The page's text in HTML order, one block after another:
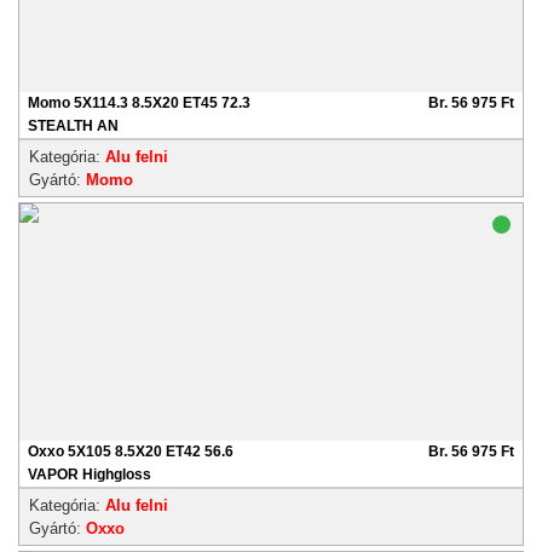
Momo 5X114.3 8.5X20 ET45 72.3
STEALTH AN
Br. 56 975 Ft
Kategória: Alu felni
Gyártó: Momo
Oxxo 5X105 8.5X20 ET42 56.6
VAPOR Highgloss
Br. 56 975 Ft
Kategória: Alu felni
Gyártó: Oxxo